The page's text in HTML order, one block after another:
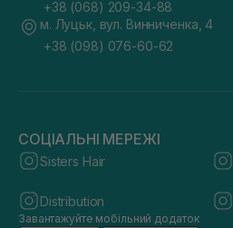
+38 (068) 209-34-88
м. Луцьк, вул. Винниченка, 4
+38 (098) 076-60-62
СОЦІАЛЬНІ МЕРЕЖІ
Sisters Hair
Distribution
Завантажуйте мобільний додаток